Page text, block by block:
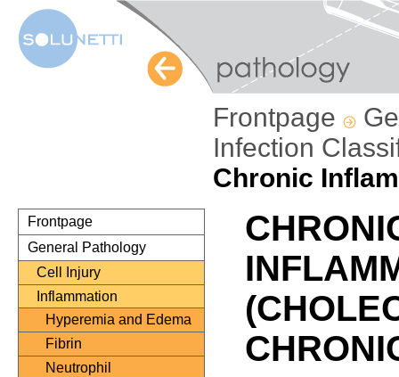
Frontpage
Infection
Chronic
Frontpage
General Pathology
Cell Injury
Inflammation
Hyperemia and Edema
Fibrin
Neutrophil